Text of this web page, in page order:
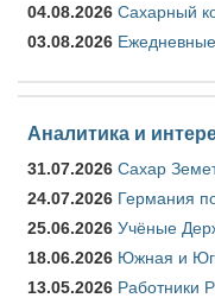
04.08.2026 Сахарный
03.08.2026
Аналитика и
31.07.2026 Сахар
24.07.2026 Германия
25.06.2026 Учёные
18.06.2026 Южная и
13.05.2026 Работники